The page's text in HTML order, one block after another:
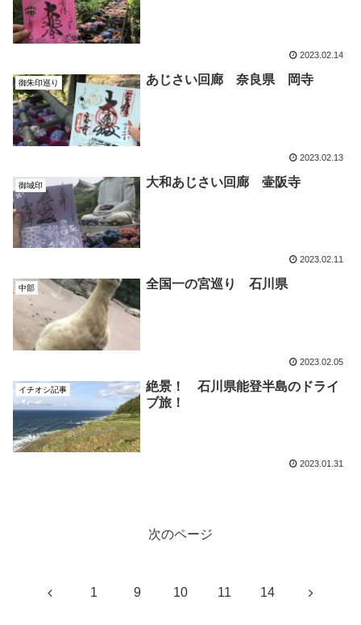
2023.02.14
御朱印巡り あじさい回廊 奈良県 岡寺
2023.02.13
御城印 大和あじさい回廊 壷阪寺
2023.02.11
中部 全国一の宮巡り 石川県
2023.02.05
イチオシ記事
絶景！ 石川県能登半島のドライ
ブ旅！
2023.01.31
次のページ
前 1 9 10 11 14 次